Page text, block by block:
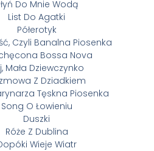
Do Mnie Wodą
List Do Agatki
Półerotyk
Czyli Banalna Piosenka
Bossa Nova
Mała Dziewczynko
Z Dziadkiem
Tęskna Piosenka
Song O Łowieniu
Duszki
Róże Z Dublina
Wieje Wiatr